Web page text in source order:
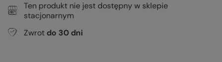
Ten produkt nie jest dostępny w sklepie
stacjonarnym
Zwrot do 30 dni